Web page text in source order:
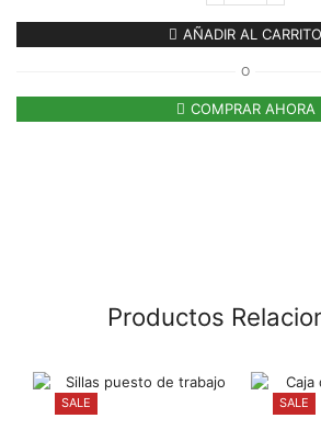
AÑADIR AL CARRITO
O
COMPRAR AHORA
Productos
SALE SALE